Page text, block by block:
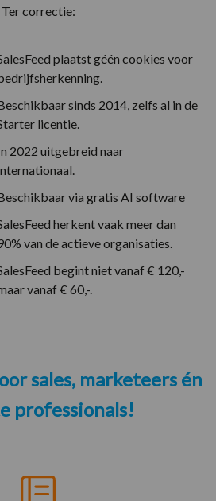
Ter correctie:
plaatst géén cookies voor
sinds 2014, zelfs al in de
licentie.
2022 uitgebreid naar
via gratis AI software
herkent vaak meer dan
van de actieve organisaties.
begint niet vanaf € 120,-
vanaf € 60,-.
sales, marketeers én
professionals!